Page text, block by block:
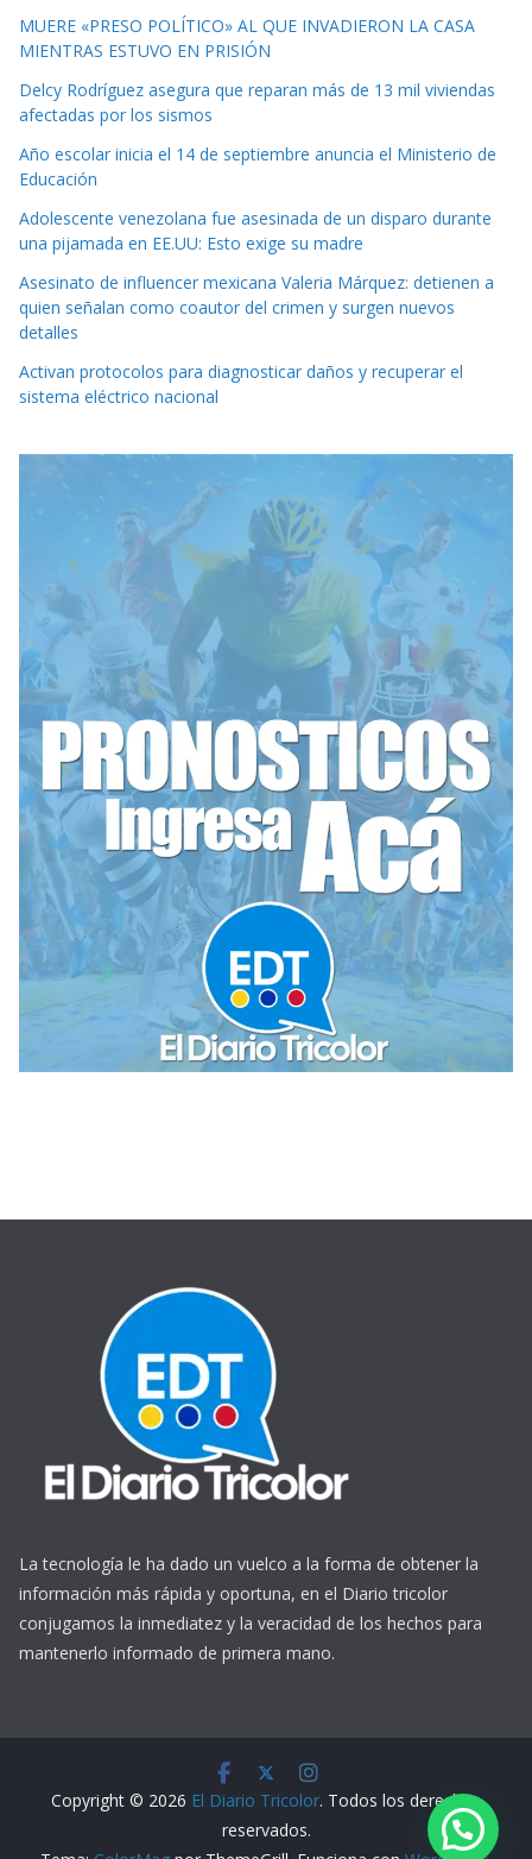
MUERE «PRESO POLÍTICO» AL QUE INVADIERON LA CASA
MIENTRAS ESTUVO EN PRISIÓN
Delcy Rodríguez asegura que reparan más de 13 mil viviendas
afectadas por los sismos
Año escolar inicia el 14 de septiembre anuncia el Ministerio de
Educación
Adolescente venezolana fue asesinada de un disparo durante
una pijamada en EE.UU: Esto exige su madre
Asesinato de influencer mexicana Valeria Márquez: detienen a
quien señalan como coautor del crimen y surgen nuevos
detalles
Activan protocolos para diagnosticar daños y recuperar el
sistema eléctrico nacional
La tecnología le ha dado un vuelco a la forma de obtener la
información más rápida y oportuna, en el Diario tricolor
conjugamos la inmediatez y la veracidad de los hechos para
mantenerlo informado de primera mano.
Copyright © 2026 El Diario Tricolor. Todos los derechos
reservados.